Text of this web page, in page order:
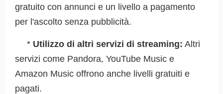
gratuito con annunci e un livello a pagamento
per l'ascolto senza pubblicità.
* Utilizzo di altri servizi di streaming: Altri
servizi come Pandora, YouTube Music e
Amazon Music offrono anche livelli gratuiti e
pagati.